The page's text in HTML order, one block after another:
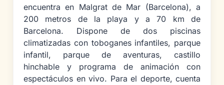
encuentra en Malgrat de Mar (Barcelona), a
200 metros de la playa y a 70 km de
Barcelona. Dispone de dos piscinas
climatizadas con toboganes infantiles, parque
infantil, parque de aventuras, castillo
hinchable y programa de animación con
espectáculos en vivo. Para el deporte, cuenta